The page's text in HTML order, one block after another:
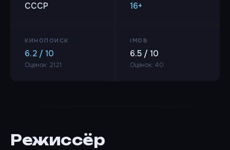
СССР 16+
КИНОПОИСК
6.2 / 10
Оценок: 2121
IMDB
6.5 / 10
Оценок: 40
Режиссёр